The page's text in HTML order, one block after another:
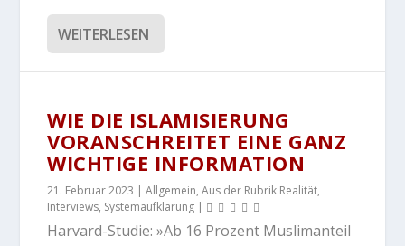
WEITERLESEN
WIE DIE ISLAMISIERUNG
VORANSCHREITET EINE GANZ
WICHTIGE INFORMATION
21. Februar 2023 |Allgemein,Aus der Rubrik Realität,
Interviews, Systemaufklärung |
Harvard-Studie: »Ab 16 Prozent Muslimanteil